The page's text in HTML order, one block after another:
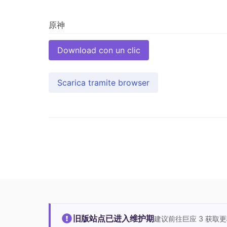
Download con un clic
Scarica tramite browser
旧版站点已进入维护期建议前往巨应 3 获取更